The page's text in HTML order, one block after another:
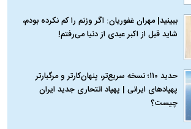
ببینید| مهران غفوریان: اگر وزنم را کم نکرده بودم،
شاید قبل از اکبر عبدی از دنیا می‌رفتم!
حدید ۱۱۰؛ نسخه سریع‌تر، پنهان‌کارتر و مرگبارتر
پهپادهای ایرانی | پهپاد انتحاری جدید ایران
چیست؟